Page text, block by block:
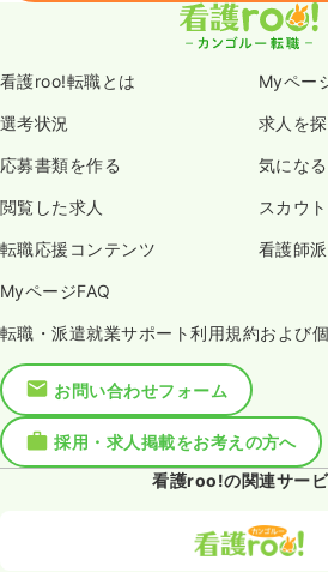
看護roo!転職とは Myペー
選考状況 求人を
応募書類を作る 気にな
閲覧した求人 スカウ
転職応援コンテンツ 看護師
MyページFAQ
転職・派遣就業サポート利用規約および
お問い合わせフォーム
採用・求人掲載をお考えの方へ
看護roo!の関連サー